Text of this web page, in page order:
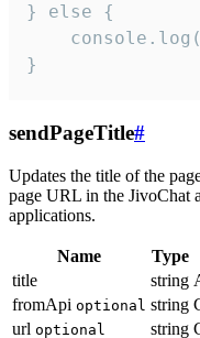
} else {
}
sendPageTitle#
Updates the title of the
page URL in the JivoChat
applications.
Name Type
title
string
fromApi optional string
url optional string